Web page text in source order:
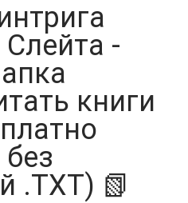
-
книги
.TXT) 📗